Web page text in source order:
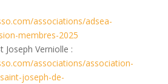
associations/adsea-
membres-2025
Joseph Verniolle :
associations/association-
joseph-de-